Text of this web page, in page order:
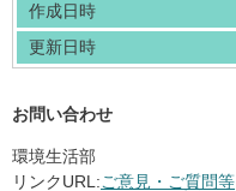
作成日時
更新日時
お問い合わせ
環境生活部
リンクURL:ご意見・ご質問等